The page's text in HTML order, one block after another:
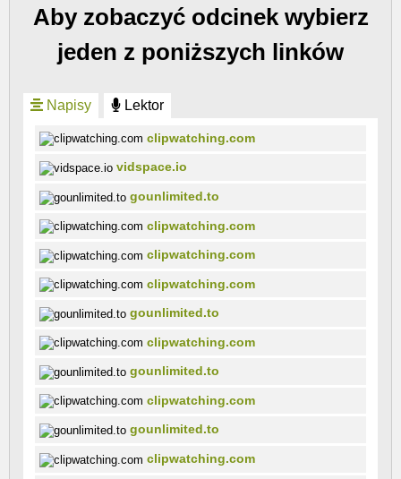
Aby zobaczyć odcinek wybierz
jeden z poniższych linków
Napisy Lektor
clipwatching.com
vidspace.io
gounlimited.to
clipwatching.com
clipwatching.com
clipwatching.com
gounlimited.to
clipwatching.com
gounlimited.to
clipwatching.com
gounlimited.to
clipwatching.com